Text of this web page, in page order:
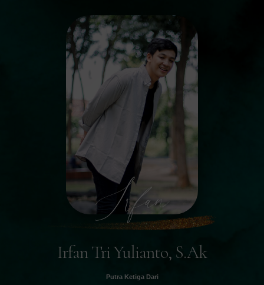
Irfan
Irfan Tri Yulianto, S.Ak
Putra Ketiga Dari